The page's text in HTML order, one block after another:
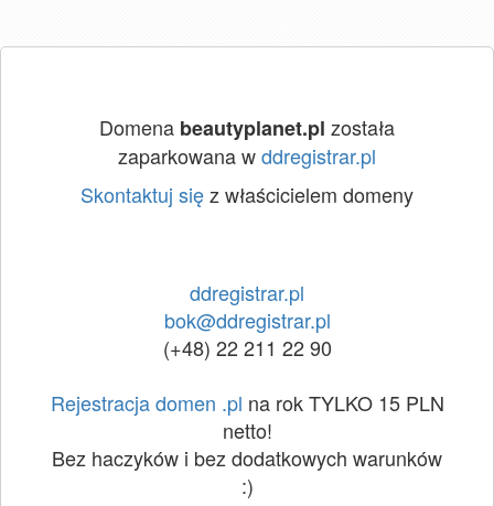
Domena beautyplanet.pl została
zaparkowana wddregistrar.pl
Skontaktuj sięz właścicielem domeny
ddregistrar.pl
bok@ddregistrar.pl
(+48) 22 211 22 90
Rejestracja domen .pl na rok TYLKO 15 PLN
netto!
Bez haczyków i bez dodatkowych warunków
:)